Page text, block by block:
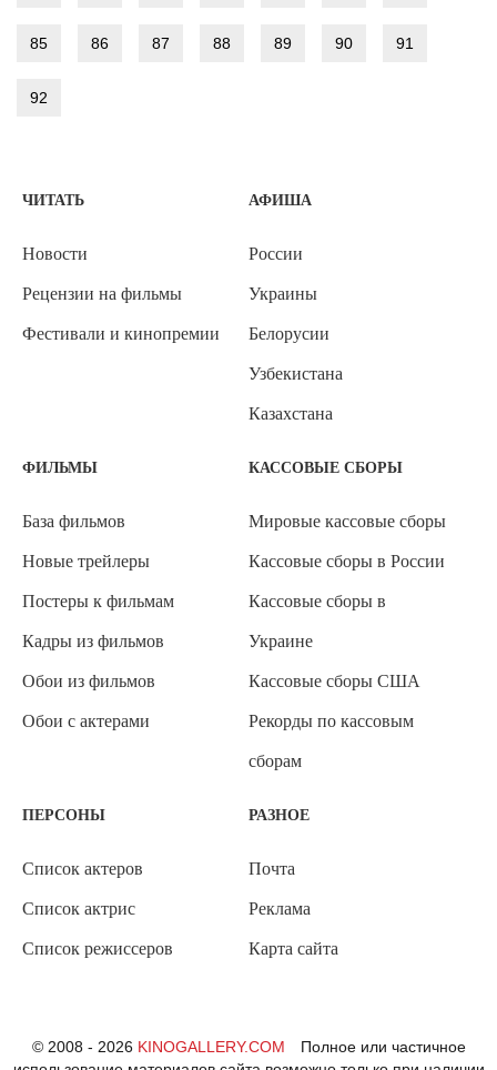
85 86 87 88 89 90 91
92
ЧИТАТЬ
Новости
Рецензии на фильмы
Фестивали и кинопремии
АФИША
России
Украины
Белорусии
Узбекистана
Казахстана
ФИЛЬМЫ
База фильмов
Новые трейлеры
Постеры к фильмам
Кадры из фильмов
Обои из фильмов
Обои с актерами
КАССОВЫЕ СБОРЫ
Мировые кассовые сборы
Кассовые сборы в России
Кассовые сборы в
Украине
Кассовые сборы США
Рекорды по кассовым
сборам
ПЕРСОНЫ
Список актеров
Список актрис
Список режиссеров
РАЗНОЕ
Почта
Реклама
Карта сайта
© 2008 - 2026 KINOGALLERY.COM
Полное или частичное